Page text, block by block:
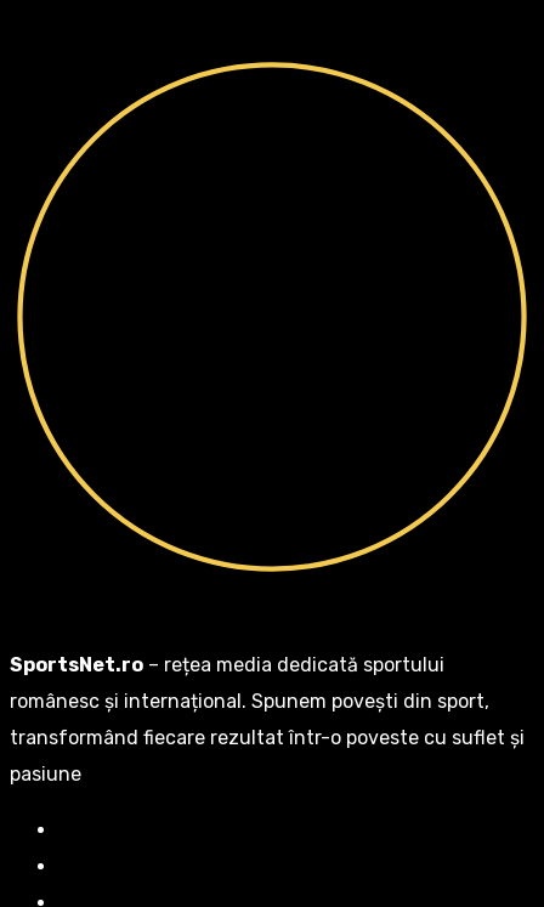
SportsNet.ro – rețea media dedicată sportului
românesc și internațional. Spunem povești din sport,
transformând fiecare rezultat într-o poveste cu suflet și
pasiune